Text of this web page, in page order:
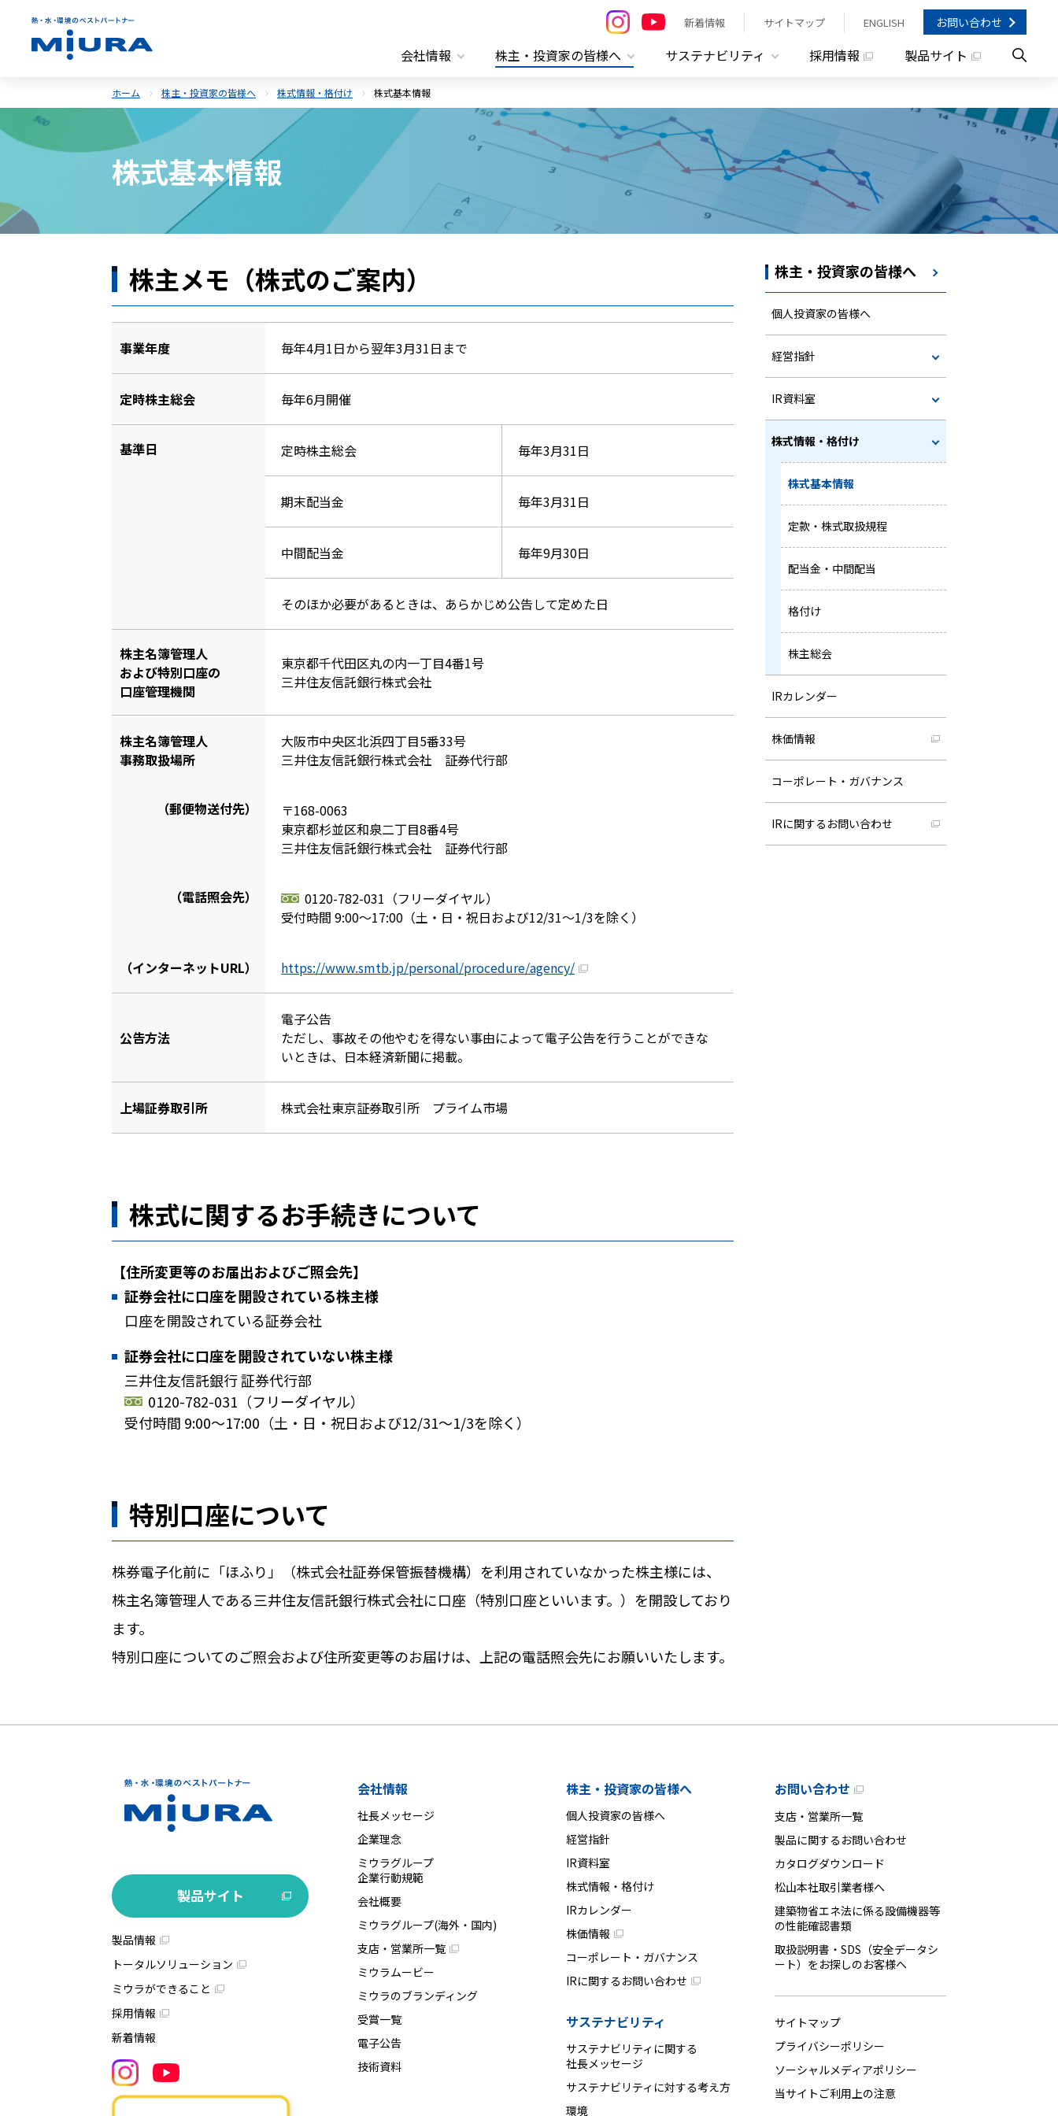
新着情報 サイトマップ ENGLISH お問い合わせ
会社情報 株主・投資家の皆様へ サステナビリティ 採用情報 製品サイト
ホーム 株主・投資家の皆様へ 株式情報・格付け 株式基本情報
株式基本情報
株主メモ（株式のご案内）
事業年度 毎年4月1日から翌年3月31日まで
定時株主総会 毎年6月開催
基準日 定時株主総会 毎年3月31日
期末配当金 毎年3月31日
中間配当金 毎年9月30日
そのほか必要があるときは、あらかじめ公告して定めた日
株主名簿管理人
および特別口座の
口座管理機関
東京都千代田区丸の内一丁目4番1号
三井住友信託銀行株式会社
株主名簿管理人
事務取扱場所
大阪市中央区北浜四丁目5番33号
三井住友信託銀行株式会社 証券代行部
（郵便物送付先）
〒168-0063
東京都杉並区和泉二丁目8番4号
三井住友信託銀行株式会社 証券代行部
（電話照会先） 0120-782-031 （フリーダイヤル）
受付時間 9:00〜17:00（土・日・祝日および12/31〜1/3を除く）
（インターネットURL） https://www.smtb.jp/personal/procedure/agency/
公告方法
電子公告
ただし、事故その他やむを得ない事由によって電子公告を行うことができな
いときは、日本経済新聞に掲載。
上場証券取引所 株式会社東京証券取引所 プライム市場
株式に関するお手続きについて
【住所変更等のお届出およびご照会先】
証券会社に口座を開設されている株主様
口座を開設されている証券会社
証券会社に口座を開設されていない株主様
三井住友信託銀行 証券代行部
0120-782-031 （フリーダイヤル）
受付時間 9:00〜17:00（土・日・祝日および12/31〜1/3を除く）
特別口座について
株券電子化前に「ほふり」（株式会社証券保管振替機構）を利用されていなかった株主様には、
株主名簿管理人である三井住友信託銀行株式会社に口座（特別口座といいます。）を開設しており
ます。
特別口座についてのご照会および住所変更等のお届けは、上記の電話照会先にお願いいたします。
株主・投資家の皆様へ
個人投資家の皆様へ
経営指針
IR資料室
株式情報・格付け
株式基本情報
定款・株式取扱規程
配当金・中間配当
格付け
株主総会
IRカレンダー
株価情報
コーポレート・ガバナンス
IRに関するお問い合わせ
製品サイト
製品情報
トータルソリューション
ミウラができること
採用情報
新着情報
会社情報
社長メッセージ
企業理念
ミウラグループ
企業行動規範
会社概要
ミウラグループ(海外・国内)
支店・営業所一覧
ミウラムービー
ミウラのブランディング
受賞一覧
電子公告
技術資料
株主・投資家の皆様へ
個人投資家の皆様へ
経営指針
IR資料室
株式情報・格付け
IRカレンダー
株価情報
コーポレート・ガバナンス
IRに関するお問い合わせ
サステナビリティ
サステナビリティに関する
社長メッセージ
サステナビリティに対する考え方
環境
お問い合わせ
支店・営業所一覧
製品に関するお問い合わせ
カタログダウンロード
松山本社取引業者様へ
建築物省エネ法に係る設備機器等
の性能確認書類
取扱説明書・SDS（安全データシ
ート）をお探しのお客様へ
サイトマップ
プライバシーポリシー
ソーシャルメディアポリシー
当サイトご利用上の注意